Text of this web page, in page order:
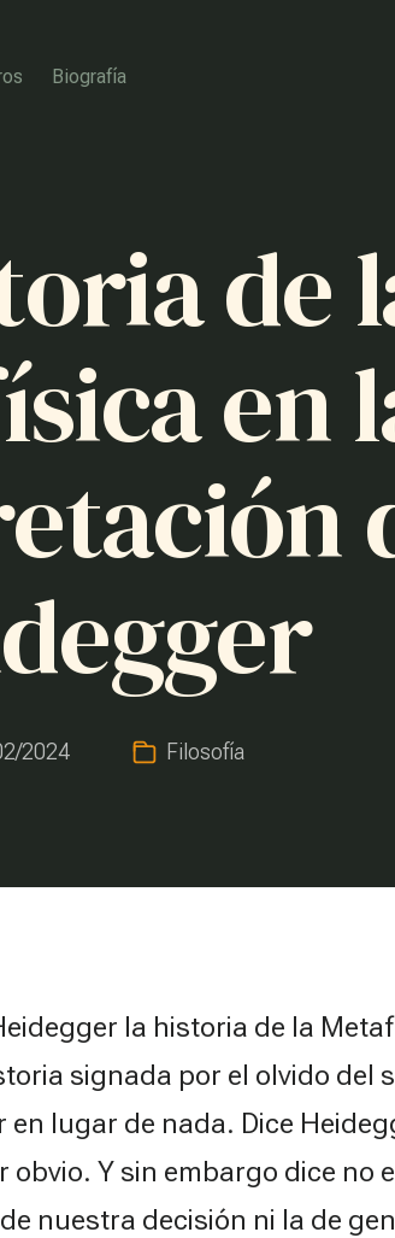
Biografía
de
en
2024 Filosofía
la historia de la
signada por el olvido del
en lugar de nada. Dice
obvio. Y sin embargo dice no
nuestra decisión ni la de